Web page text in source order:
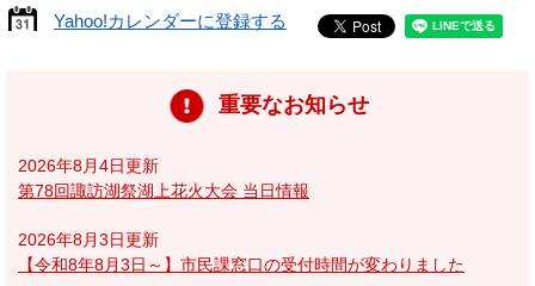
Yahoo!カレンダーに登録する
重要なお知らせ
2026年8月4日更新
第78回諏訪湖祭湖上花火大会 当日情報
2026年8月3日更新
【令和8年8月3日～】市民課窓口の受付時間が変わりました